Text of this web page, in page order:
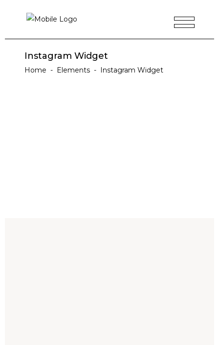
Instagram Widget
Home - Elements - Instagram Widget